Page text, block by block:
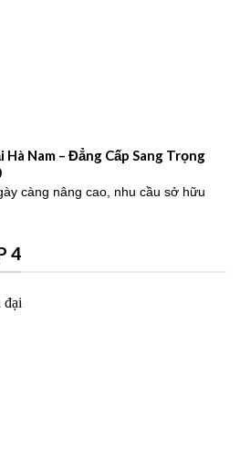
Nam – Đẳng Cấp Sang Trọng
càng nâng cao, nhu cầu sở hữu
4